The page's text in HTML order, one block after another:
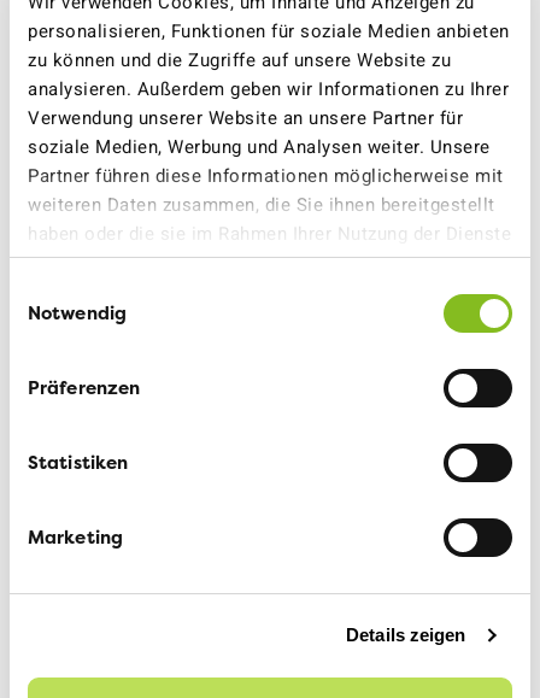
personalisieren, Funktionen für soziale Medien anbieten
zu können und die Zugriffe auf unsere Website zu
analysieren. Außerdem geben wir Informationen zu Ihrer
Verwendung unserer Website an unsere Partner für
soziale Medien, Werbung und Analysen weiter. Unsere
Partner führen diese Informationen möglicherweise mit
weiteren Daten zusammen, die Sie ihnen bereitgestellt
haben oder die sie im Rahmen Ihrer Nutzung der Dienste
gesammelt haben.
Notwendig
Präferenzen
Statistiken
Marketing
Details zeigen
Hauptversammlung 2026